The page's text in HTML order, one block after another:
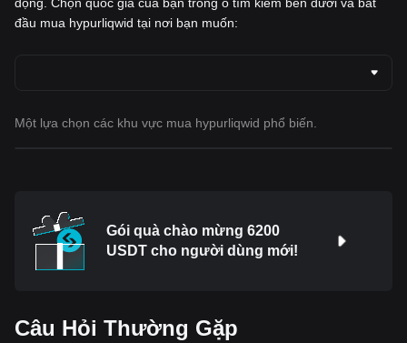
đầu mua hypurliqwid tại nơi bạn muốn:
Một lựa chọn các khu vực mua hypurliqwid phổ biến.
Gói quà chào mừng 6200
USDT cho người dùng mới!
Câu Hỏi Thường Gặp